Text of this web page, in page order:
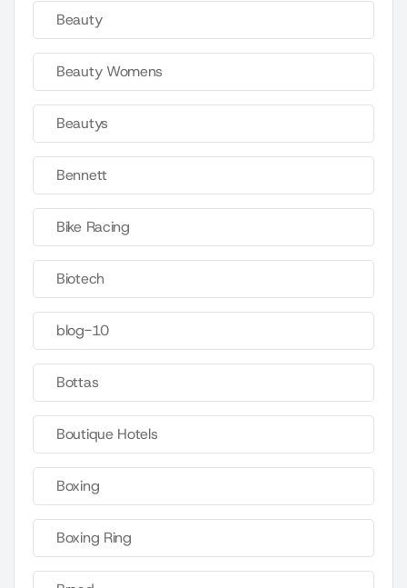
Beauty
Beauty Womens
Beautys
Bennett
Bike Racing
Biotech
blog-10
Bottas
Boutique Hotels
Boxing
Boxing Ring